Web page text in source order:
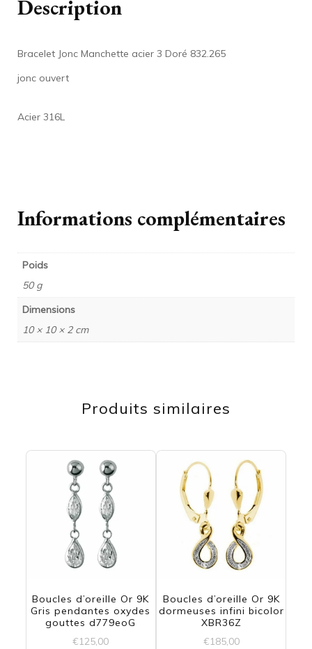
Description
Bracelet Jonc Manchette acier 3 Doré 832.265
jonc ouvert
Acier 316L
Informations complémentaires
Poids
50 g
Dimensions
10 × 10 × 2 cm
Produits similaires
Boucles d’oreille Or 9K
Gris pendantes oxydes
gouttes d779eoG
€125,00
Boucles d’oreille Or 9K
dormeuses infini bicolor
XBR36Z
€185,00